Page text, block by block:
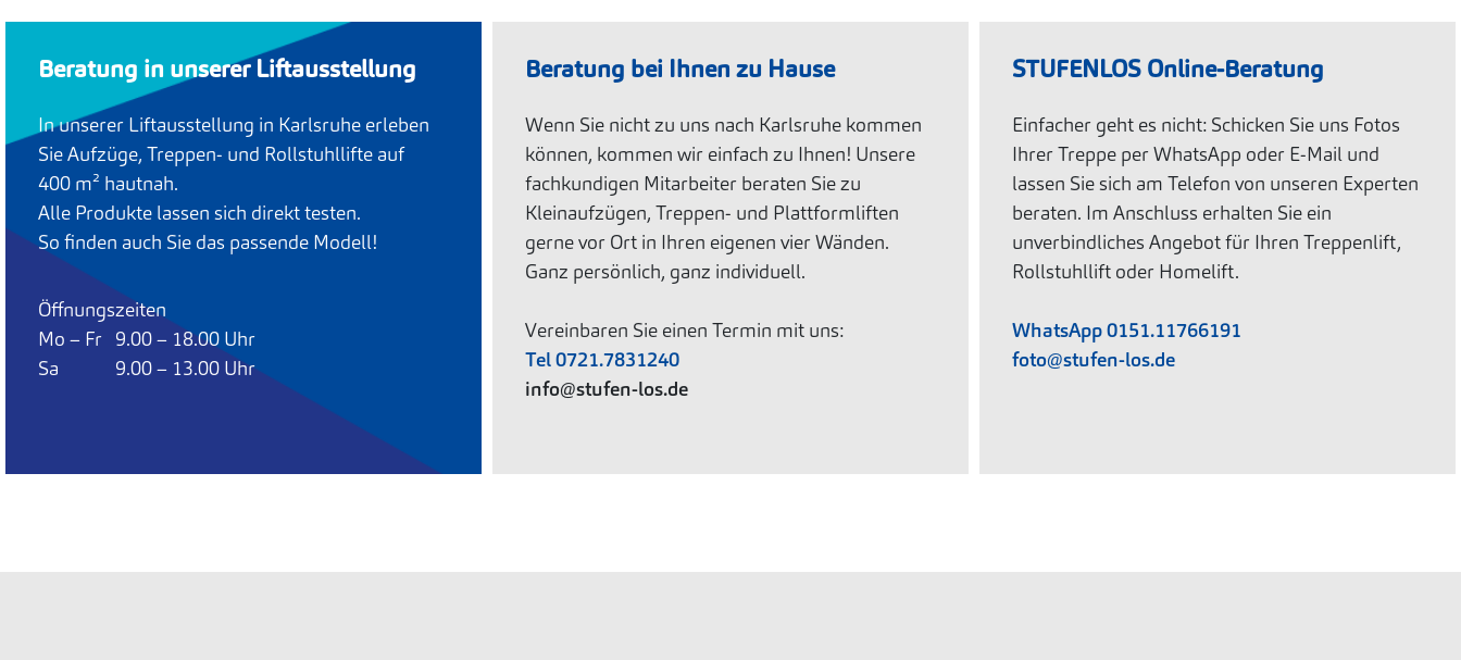
Beratung in unserer Liftausstellung
In unserer Liftausstellung in Karlsruhe erleben
Sie Aufzüge, Treppen- und Rollstuhllifte auf
400 m² hautnah.
Alle Produkte lassen sich direkt testen.
So finden auch Sie das passende Modell!
Öffnungszeiten
Mo – Fr 9.00 – 18.00 Uhr
Sa 9.00 – 13.00 Uhr
Beratung bei Ihnen zu Hause
Wenn Sie nicht zu uns nach Karlsruhe kommen
können, kommen wir einfach zu Ihnen! Unsere
fachkundigen Mitarbeiter beraten Sie zu
Kleinaufzügen, Treppen- und Plattformliften
gerne vor Ort in Ihren eigenen vier Wänden.
Ganz persönlich, ganz individuell.
Vereinbaren Sie einen Termin mit uns:
Tel 0721.7831240
info@stufen-los.de
STUFENLOS Online-Beratung
Einfacher geht es nicht: Schicken Sie uns Fotos
Ihrer Treppe per WhatsApp oder E-Mail und
lassen Sie sich am Telefon von unseren Experten
beraten. Im Anschluss erhalten Sie ein
unverbindliches Angebot für Ihren Treppenlift,
Rollstuhllift oder Homelift.
WhatsApp 0151.11766191
foto@stufen-los.de